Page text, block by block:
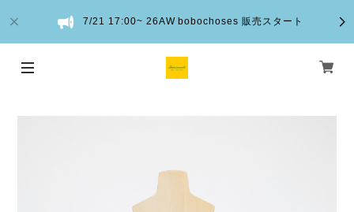
7/21 17:00~ 26AW bobochoses 販売スタート